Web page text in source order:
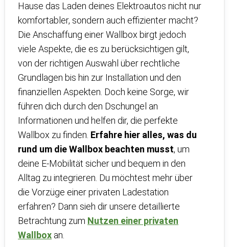
Hause das Laden deines Elektroautos nicht nur
komfortabler, sondern auch effizienter macht?
Die Anschaffung einer Wallbox birgt jedoch
viele Aspekte, die es zu berücksichtigen gilt,
von der richtigen Auswahl über rechtliche
Grundlagen bis hin zur Installation und den
finanziellen Aspekten. Doch keine Sorge, wir
führen dich durch den Dschungel an
Informationen und helfen dir, die perfekte
Wallbox zu finden. Erfahre hier alles, was du
rund um die Wallbox beachten musst, um
deine E-Mobilität sicher und bequem in den
Alltag zu integrieren. Du möchtest mehr über
die Vorzüge einer privaten Ladestation
erfahren? Dann sieh dir unsere detaillierte
Betrachtung zum Nutzen einer privaten
Wallbox an.